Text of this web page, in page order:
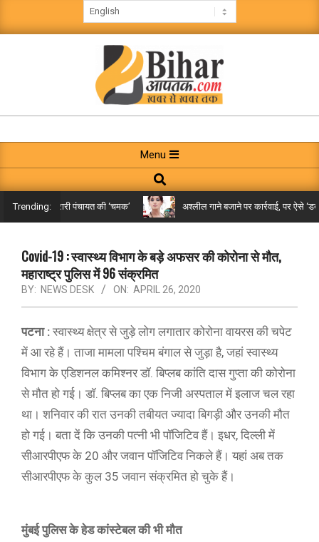
to
BIHAR
AAPTAK
Navigation
Menu
Menu
Search
Trending:
तक पहुंची गरारी पंचायत की ‘चमक’ अश्लील गाने बजाने पर कार्रवाई, पर ऐसे ‘डबल
Covid-19 : स्वास्थ्य विभाग के बड़े अफसर की कोरोना से मौत,
महाराष्ट्र पुलिस में 96 संक्रमित
BY: NEWS DESK ON: APRIL 26, 2020
पटना : स्वास्थ्य क्षेत्र से जुड़े लोग लगातार कोरोना वायरस की चपेट
में आ रहे हैं। ताजा मामला पश्चिम बंगाल से जुड़ा है, जहां स्वास्थ्य
विभाग के एडिशनल कमिश्नर डॉ. बिप्लब कांति दास गुप्ता की कोरोना
से मौत हो गई। डॉ. बिप्लब का एक निजी अस्पताल में इलाज चल रहा
था। शनिवार की रात उनकी तबीयत ज्यादा बिगड़ी और उनकी मौत
हो गई। बता दें कि उनकी पत्नी भी पॉजिटिव हैं। इधर, दिल्ली में
सीआरपीएफ के 20 और जवान पॉजिटिव निकले हैं। यहां अब तक
सीआरपीएफ के कुल 35 जवान संक्रमित हो चुके हैं।
मुंबई पुलिस के हेड कांस्टेबल की भी मौत